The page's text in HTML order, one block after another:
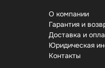
О компании
Гарантия и
Доставка и
Юридическая
Контакты